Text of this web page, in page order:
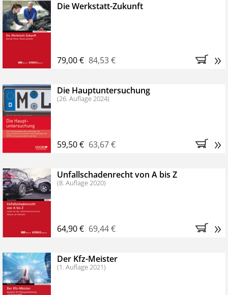
Die Werkstatt-Zukunft
79,00 € 84,53 € »
Die Hauptuntersuchung
(26. Auflage 2024)
59,50 € 63,67 € »
Unfallschadenrecht von A bis Z
(8. Auflage 2020)
64,90 € 69,44 € »
Der Kfz-Meister
(1. Auflage 2021)